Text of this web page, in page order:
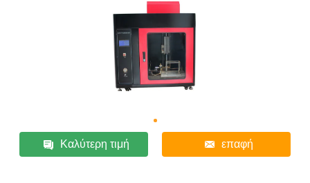
Καλύτερη τιμή επαφή